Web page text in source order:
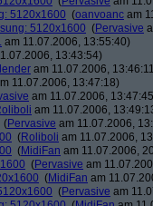
5120x1600 (oanvoanc am
5120x1600 (Pervasive
am 11.07.2006, 13:55:40)
13:43:54)
am 11.07.2006,
11.07.2006, 13:47:18)
am 11.07.2006,
am 11.07.2006,
(Pervasive am 11.07.2006,
(Roliboli am 11.07.2006,
(MidiFan am 11.07.2006,
(Pervasive am
(MidiFan am
(Pervasive am